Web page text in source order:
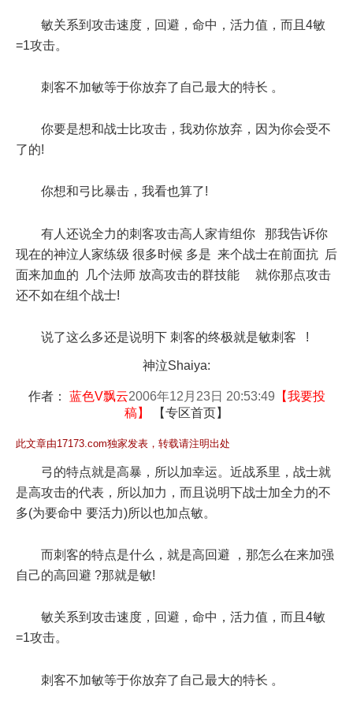
敏关系到攻击速度，回避，命中，活力值，而且4敏
=1攻击。
刺客不加敏等于你放弃了自己最大的特长 。
你要是想和战士比攻击，我劝你放弃，因为你会受不
了的!
你想和弓比暴击，我看也算了!
有人还说全力的刺客攻击高人家肯组你 那我告诉你
现在的神泣人家练级 很多时候 多是 来个战士在前面抗 后
面来加血的 几个法师 放高攻击的群技能 就你那点攻击
还不如在组个战士!
说了这么多还是说明下 刺客的终极就是敏刺客 !
神泣Shaiya:
作者： 蓝色V飘云2006年12月23日 20:53:49 【我要投
稿】 【专区首页】
此文章由17173.com独家发表，转载请注明出处
弓的特点就是高暴，所以加幸运。近战系里，战士就
是高攻击的代表，所以加力，而且说明下战士加全力的不
多(为要命中 要活力)所以也加点敏。
而刺客的特点是什么，就是高回避 ，那怎么在来加强
自己的高回避 ?那就是敏!
敏关系到攻击速度，回避，命中，活力值，而且4敏
=1攻击。
刺客不加敏等于你放弃了自己最大的特长 。